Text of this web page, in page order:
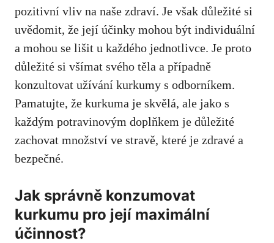
pozitivní ⁤vliv ‍na​ naše zdraví. Je však důležité si
uvědomit,‍ že její účinky mohou být individuální⁣
a mohou se ⁤lišit u⁣ každého jednotlivce. Je proto
důležité si všímat⁢ svého těla a ⁣případně ​
konzultovat ​užívání kurkumy s odborníkem.
Pamatujte, že kurkuma ‍je‍ skvělá, ale jako⁤ s
každým potravinovým doplňkem je ⁣důležité
⁢zachovat množství⁤ ve stravě, které je zdravé a
bezpečné.
Jak správně konzumovat
kurkumu pro její maximální
účinnost?